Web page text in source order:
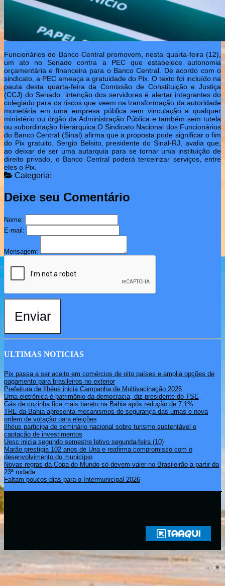
Funcionários do Banco Central promovem, nesta quarta-feira (12),
um ato no Senado contra a PEC que estabelece autonomia
orçamentária e financeira para o Banco Central. De acordo com o
sindicato, a PEC ameaça a gratuidade do Pix. O texto foi incluído na
pauta desta quarta-feira da Comissão de Constituição e Justiça
(CCJ) do Senado. intenção dos servidores é alertar integrantes do
colegiado para os riscos que veem na transformação da autoridade
monetária em uma empresa pública sem vinculação a qualquer
ministério ou órgão da Administração Pública e também sem tutela
ou subordinação hierárquica.O Sindicato Nacional dos Funcionários
do Banco Central (Sinal) afirma que a proposta pode significar o fim
do Pix gratuito. Sergio Belsito, presidente do Sinal-RJ, avalia que,
ao deixar de ser uma autarquia para se tornar uma instituição de
direito privado, o Banco Central poderá terceirizar serviços, entre
eles o Pix.
Categoria:
Deixe seu Comentário
Nome:
E-mail:
Mensagem:
Enviar
ULTIMAS NOTICIAS
Pix passa a ser aceito em comércios de oito países e amplia opções de
pagamento para brasileiros no exterior
Prefeitura de Ilhéus inicia Campanha de Multivacinação 2026
Urna eletrônica é patrimônio da democracia, diz presidente do TSE
Gás de cozinha fica mais barato na Bahia após redução de 7,1%
TRE da Bahia apresenta mecanismos de segurança das urnas e nova
ordem de votação para eleições
Ilhéus participa de seminário nacional sobre turismo sustentável e
captação de investimentos
Uesc inicia segundo semestre letivo segunda-feira (10)
Marão prestigia 102 anos de Una e reafirma compromisso com o
desenvolvimento do município
Novas regras da Copa do Mundo só devem valer no Brasileirão a partir da
23ª rodada
Faltam poucos dias para o Intermunicipal 2026